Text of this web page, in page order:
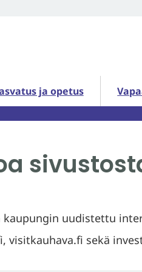
ja opetus
ja opetus alasivut
kaupungin uudistettu
visitkauhava.fi sekä